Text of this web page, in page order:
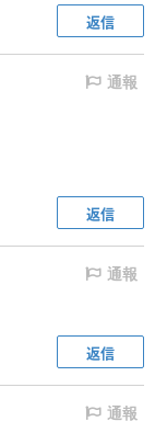
返信
通報
返信
通報
返信
通報